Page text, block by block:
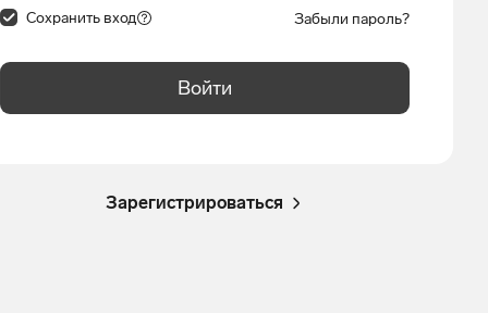
Сохранить вход Забыли пароль?
Войти
Зарегистрироваться